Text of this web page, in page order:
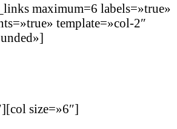
maximum=6 labels=»true»
template=»col-2″
size=»6″]